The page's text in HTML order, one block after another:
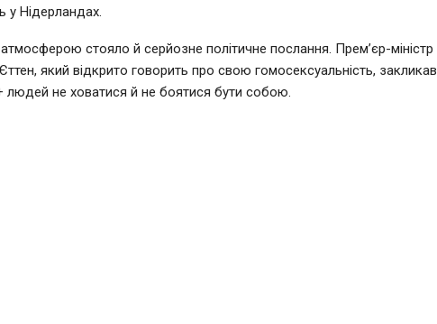
у Нідерландах.
стояло й серйозне політичне послання. Прем’єр-міністр
який відкрито говорить про свою гомосексуальність, закликав
не ховатися й не боятися бути собою.